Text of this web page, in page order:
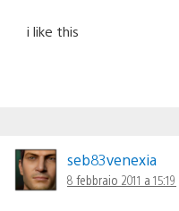
i like this
seb83venexia
8 febbraio 2011 a 15:19